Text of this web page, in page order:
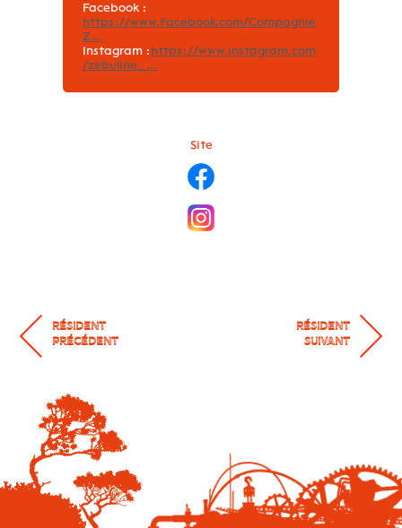
Facebook :
https://www.facebook.com/Compagnie
Z...
Instagram : https://www.instagram.com
/zebuline_...
Site
RÉSIDENT
PRÉCÉDENT
RÉSIDENT
SUIVANT